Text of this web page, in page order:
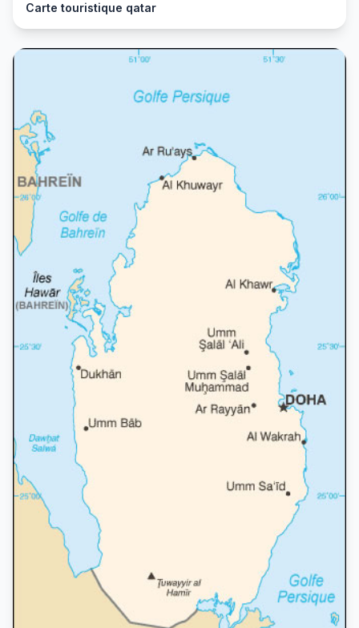
Carte touristique qatar